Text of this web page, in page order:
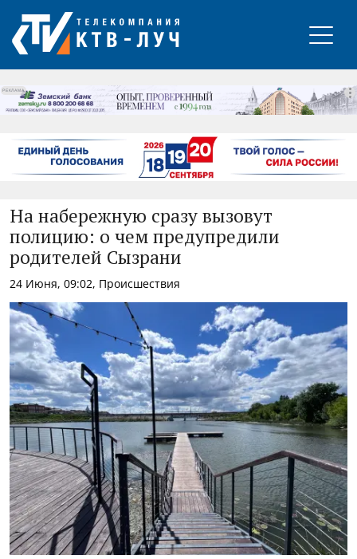
РЕКЛАМА
На набережную сразу вызовут
полицию: о чем предупредили
родителей Сызрани
24 Июня, 09:02, Происшествия